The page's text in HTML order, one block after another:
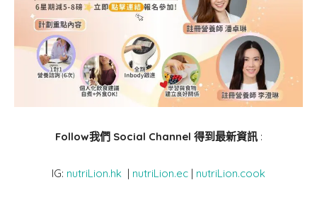
Follow我們 Social Channel 得到最新資訊:
IG: nutriLion.hk | nutriLion.ec | nutriLion.cook